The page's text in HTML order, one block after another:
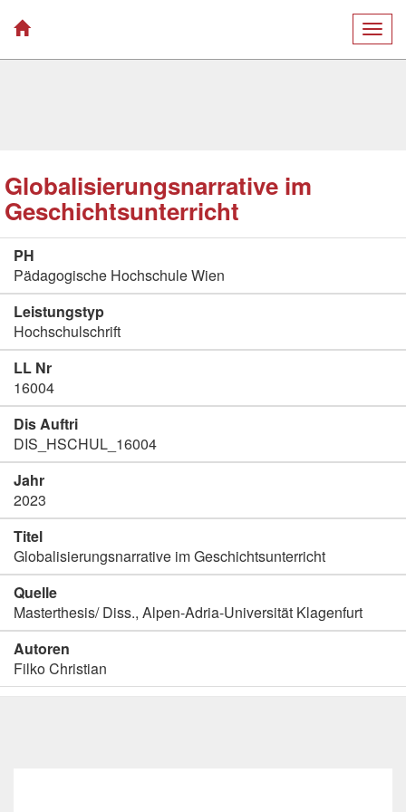
Globalisierungsnarrative im
Geschichtsunterricht
PH
Pädagogische Hochschule Wien
Leistungstyp
Hochschulschrift
LL Nr
16004
Dis Auftri
DIS_HSCHUL_16004
Jahr
2023
Titel
Globalisierungsnarrative im Geschichtsunterricht
Quelle
Masterthesis/ Diss., Alpen-Adria-Universität Klagenfurt
Autoren
Filko Christian